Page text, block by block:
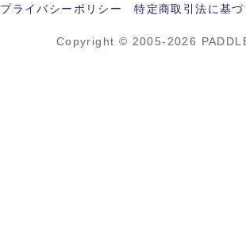
プライバシーポリシー 特定商取引法に基
Copyright © 2005-2026